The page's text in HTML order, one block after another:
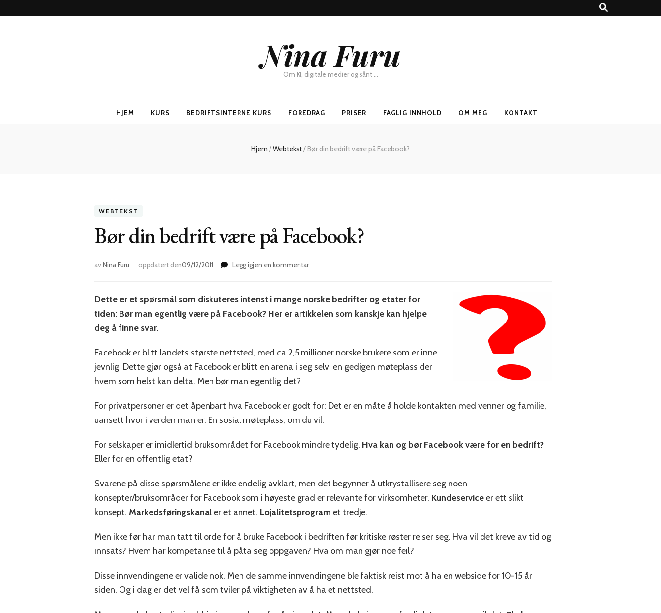
Nina Furu
Om KI, digitale medier og sånt …
HJEM KURS BEDRIFTSINTERNE KURS FOREDRAG PRISER FAGLIG INNHOLD OM MEG KONTAKT
Hjem /Webtekst/ Bør din bedrift være på Facebook?
WEBTEKST
Bør din bedrift være på Facebook?
avNina Furu oppdatert den09/12/2011 Legg igjen en kommentartil
bedrift
på
Dette er et spørsmål som diskuteres intenst i mange norske bedrifter og etater for
tiden: Bør man egentlig være på Facebook? Her er artikkelen som kanskje kan hjelpe
deg å finne svar.
Facebook er blitt landets største nettsted, med ca 2,5 millioner norske brukere som er inne
jevnlig. Dette gjør også at Facebook er blitt en arena i seg selv; en gedigen møteplass der
hvem som helst kan delta. Men bør man egentlig det?
For privatpersoner er det åpenbart hva Facebook er godt for: Det er en måte å holde kontakten med venner og familie,
uansett hvor i verden man er. En sosial møteplass, om du vil.
For selskaper er imidlertid bruksområdet for Facebook mindre tydelig. Hva kan og bør Facebook være for en bedrift?
Eller for en offentlig etat?
Svarene på disse spørsmålene er ikke endelig avklart, men det begynner å utkrystallisere seg noen
konsepter/bruksområder for Facebook som i høyeste grad er relevante for virksomheter. Kundeserviceer ett slikt
konsept. Markedsføringskanaler et annet. Lojalitetsprogram et tredje.
Men ikke før har man tatt til orde for å bruke Facebook i bedriften før kritiske røster reiser seg. Hva vil det kreve av tid og
innsats? Hvem har kompetanse til å påta seg oppgaven? Hva om man gjør noe feil?
Disse innvendingene er valide nok. Men de samme innvendingene ble faktisk reist mot å ha en webside for 10-15 år
siden. Og i dag er det vel få som tviler på viktigheten av å ha et nettsted.